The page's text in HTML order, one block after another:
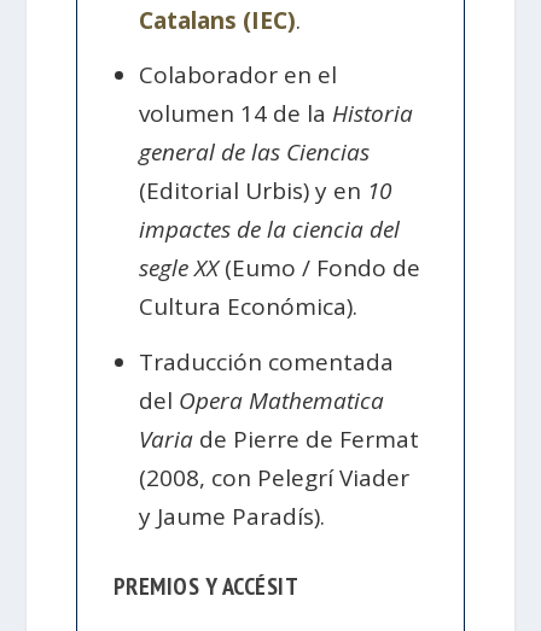
Catalans (IEC).
Colaborador en el
volumen 14 de la Historia
general de las Ciencias
(Editorial Urbis) y en 10
impactes de la ciencia del
segle XX(Eumo / Fondo de
Cultura Económica).
Traducción comentada
del Opera Mathematica
Varia de Pierre de Fermat
(2008, con Pelegrí Viader
y Jaume Paradís).
PREMIOS Y ACCÉSIT